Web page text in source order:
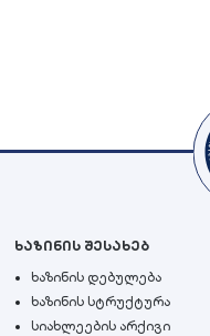
ხაზინის შესახებ
ხაზინის დებულება
ხაზინის სტრუქტურა
სიახლეების არქივი